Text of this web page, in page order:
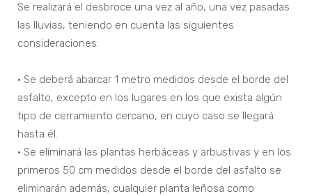
Se realizará el desbroce una vez al año, una vez pasadas
las lluvias, teniendo en cuenta las siguientes
consideraciones:
• Se deberá abarcar 1 metro medidos desde el borde del
asfalto, excepto en los lugares en los que exista algún
tipo de cerramiento cercano, en cuyo caso se llegará
hasta él.
• Se eliminará las plantas herbáceas y arbustivas y en los
primeros 50 cm medidos desde el borde del asfalto se
eliminarán además, cualquier planta leñosa como